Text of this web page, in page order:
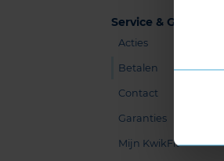
Service & Garanties
Acties
Betalen
Contact
Garanties
Mijn KwikFit